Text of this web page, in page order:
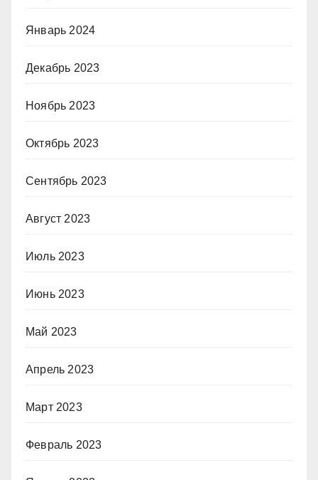
Январь 2024
Декабрь 2023
Ноябрь 2023
Октябрь 2023
Сентябрь 2023
Август 2023
Июль 2023
Июнь 2023
Май 2023
Апрель 2023
Март 2023
Февраль 2023